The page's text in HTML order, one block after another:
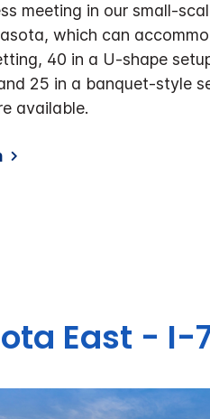
meeting in our small-
which can
40 in a U-shape
25 in a banquet-style
available.
East - I-